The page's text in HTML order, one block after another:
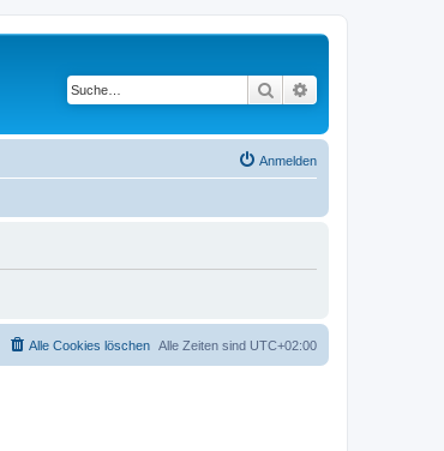
Suche
Anmelden
Alle Zeiten sind UTC+02:00
Alle Cookies löschen